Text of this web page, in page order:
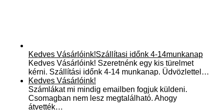
Kedves Vásárlóink!Szállítasi időnk 4-14munkanap
Kedves Vásárlóink! Szeretnénk egy kis türelmet
kérni. Szállítási időnk 4-14 munkanap. Üdvözlettel…
Kedves Vásárlóink!
Számlákat mi mindig emailben fogjuk küldeni.
Csomagban nem lesz megtalálható. Ahogy
átvették…